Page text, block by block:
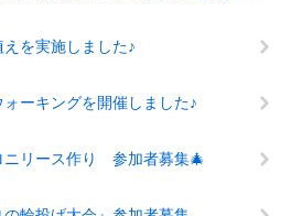
えを実施しました♪
ォーキングを開催しました♪
ニリース作り 参加者募集🎄